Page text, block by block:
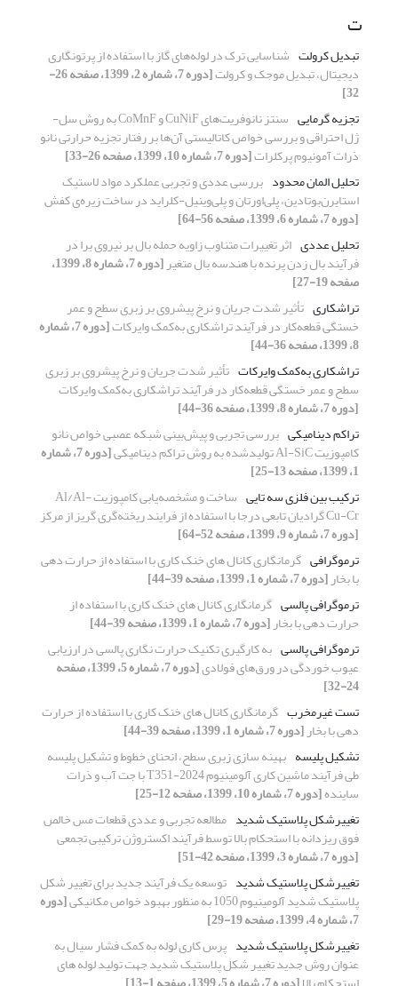
ت
تبدیل کرولت شناسایی ترک در لوله‌های گاز با استفاده از پرتونگاری
دیجیتال، تبدیل موجک و کرولت [دوره 7، شماره 2، 1399، صفحه 26-
32]
تجزیه گرمایی
سنتز نانوفریت‌های CuNiF و CoMnF به روش سل-
ژل احتراقی و بررسی خواص کاتالیستی آن‌ها بر رفتار تجزیه حرارتی نانو
ذرات آمونیوم پرکلرات[دوره 7، شماره 10، 1399، صفحه 26-33]
تحلیل المان محدود بررسی عددی و تجربی عملکرد مواد لاستیک
استایرن‌بوتادین، پلی‌اورتان و پلی‌وینیل-کلراید در ساخت زیره‌ی کفش
[دوره 7، شماره 6، 1399، صفحه 56-64]
تحلیل عددی اثر تغییرات متناوب زاویه حمله بال بر نیروی برا در
فرآیند بال زدن پرنده با هندسه بال متغیر [دوره 7، شماره 8، 1399،
صفحه 19-27]
تراشکاری تأثیر شدت جریان و نرخ پیشروی بر زبری سطح و عمر
خستگی قطعه‌کار در فرآیند تراشکاری به‌کمک وایرکات [دوره 7، شماره
8، 1399، صفحه 36-44]
تراشکاری به‌کمک وایرکات تأثیر شدت جریان و نرخ پیشروی بر زبری
سطح و عمر خستگی قطعه‌کار در فرآیند تراشکاری به‌کمک وایرکات
[دوره 7، شماره 8، 1399، صفحه 36-44]
تراکم دینامیکی بررسی تجربی و پیش‌بینی شبکه عصبی خواص نانو
کامپوزیت Al-SiC تولید‌شده به روش تراکم دینامیکی [دوره 7، شماره
1، 1399، صفحه 13-25]
ترکیب بین فلزی سه تایی
ساخت و مشخصه‌یابی کامپوزیت Al/Al-
Cu-Cr گرادیان تابعی درجا با استفاده از فرایند ریخته‌گری گریز از مرکز
[دوره 7، شماره 9، 1399، صفحه 52-64]
ترموگرافی گرمانگاری کانال های خنک کاری با استفاده از حرارت دهی
با بخار[دوره 7، شماره 1، 1399، صفحه 39-44]
ترموگرافی پالسی گرمانگاری کانال های خنک کاری با استفاده از
حرارت دهی با بخار[دوره 7، شماره 1، 1399، صفحه 39-44]
ترموگرافی پالسی به کارگیری تکنیک حرارت نگاری پالسی در ارزیابی
عیوب خوردگی در ورق‌های فولادی [دوره 7، شماره 5، 1399، صفحه
24-32]
تست غیرمخرب گرمانگاری کانال های خنک کاری با استفاده از حرارت
دهی با بخار[دوره 7، شماره 1، 1399، صفحه 39-44]
تشکیل پلیسه بهینه سازی زبری سطح، انحنای خطوط و تشکیل پلیسه
طی فرآیند ماشین کاری آلومینیوم 2024-T351 با جت آب و ذرات
ساینده[دوره 7، شماره 10، 1399، صفحه 12-25]
تغییرشکل پلاستیک شدید مطالعه تجربی و عددی قطعات مس خالص
فوق ریزدانه با استحکام بالا توسط فرآیند اکستروژن ترکیبی تجمعی
[دوره 7، شماره 3، 1399، صفحه 42-51]
تغییرشکل پلاستیک شدید توسعه یک فرآیند جدید برای تغییر شکل
پلاستیک شدید آلومینیوم 1050 به منظور بهبود خواص مکانیکی [دوره
7، شماره 4، 1399، صفحه 19-29]
تغییرشکل پلاستیک شدید پرس کاری لوله به کمک فشار سیال به
عنوان روش جدید تغییر شکل پلاستیک شدید جهت تولید لوله های